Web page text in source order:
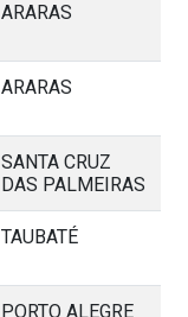
ARARAS
ARARAS
SANTA CRUZ
DAS PALMEIRAS
TAUBATÉ
PORTO ALEGRE